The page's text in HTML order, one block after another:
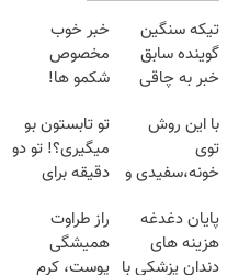
تیکه سنگین
گوینده سابق
خبر به چاقی
برنامه زنده😳
ببین چیشد
خبر خوب
مخصوص
شکمو ها!
روش لاغری
معرفی شد
با این روش
توی
خونه،سفیدی و
برگردون
(40%off)
تو تابستون بو
میگیری؟! تو دو
دقیقه برای
درمانش کن
پایان دغدغه
هزینه های
دندان پزشکی با
راز طراوت
همیشگی
پوست، کرم